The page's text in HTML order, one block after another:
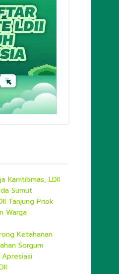
Kamtibmas, LDII
Sumut
Tanjung Priok
Warga
Ketahanan
Sorgum